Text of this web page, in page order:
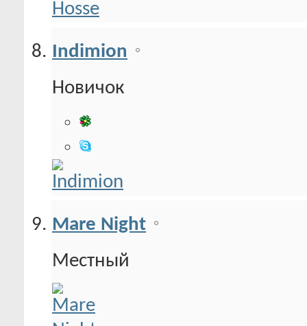
Indimion
Новичок
Mare Night
Местный